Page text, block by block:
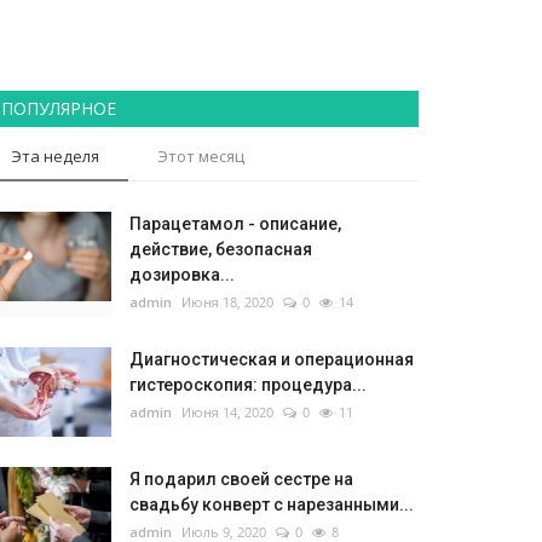
ПОПУЛЯРНОЕ
Эта неделя Этот месяц
Парацетамол - описание,
действие, безопасная
дозировка...
admin Июня 18, 2020 0 14
Диагностическая и операционная
гистероскопия: процедура...
admin Июня 14, 2020 0 11
Я подарил своей сестре на
свадьбу конверт с нарезанными...
admin Июль 9, 2020 0 8